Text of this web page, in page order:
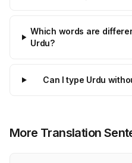
Which words are
Urdu?
Can I type Urdu
More Translation